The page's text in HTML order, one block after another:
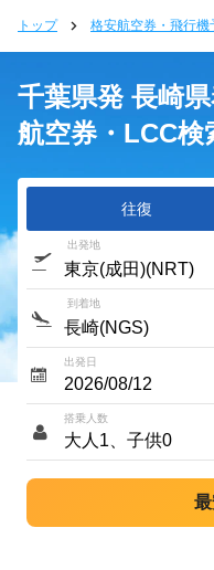
トップ 格安航空券・飛行機
千葉県発 長崎
航空券・LCC
往復
出発地
到着地
出発日
搭乗人数